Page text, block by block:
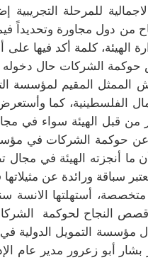
للمرحلة
مجاورة وتحديداً فيما
كلمة أكد فيها على
حوكمة الشركات حال
المقيم لمؤسسة
الفلسطينية، كما
من قبل الهيئة سواء في
عن حوكمة الشركات في
أنجزته الهيئة في مجال
سباقة ورائدة عن
متخصصة، أستهلتها
النجاح لحوكمة
التمويل الدولية في
أبو زعرور مدير عام